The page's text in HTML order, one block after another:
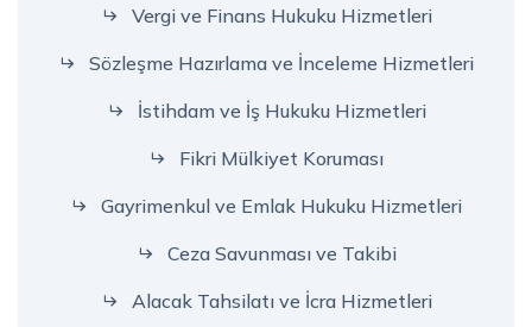
Vergi ve Finans Hukuku Hizmetleri
Sözleşme Hazırlama ve İnceleme Hizmetleri
İstihdam ve İş Hukuku Hizmetleri
Fikri Mülkiyet Koruması
Gayrimenkul ve Emlak Hukuku Hizmetleri
Ceza Savunması ve Takibi
Alacak Tahsilatı ve İcra Hizmetleri